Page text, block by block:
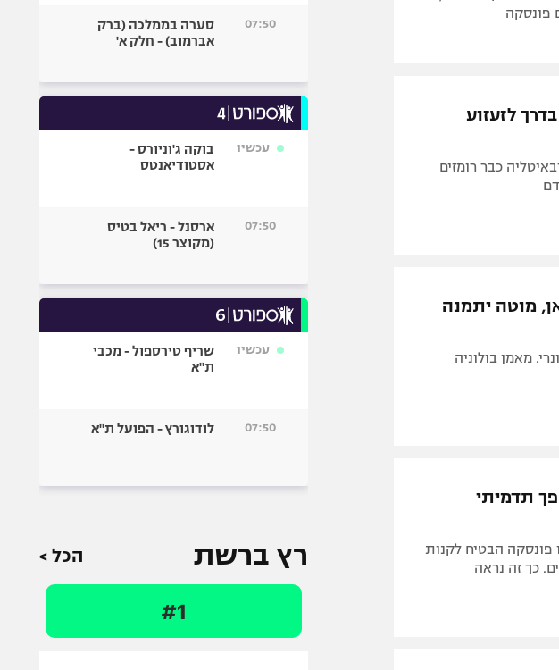
פונסקה
לזעזוע
כבר רומזים
מוטה יתמנה
מאמן בולוניה
תדמיתי
פונסקה הבטיח לקנות
כך זה נראה
07:50
סערה בממלכה (ברק
אברמוב) - חלק א'
עכשיו
בוקה ג'וניורס -
אסטודיאנטס
07:50
ארסנל - ריאל בטיס
(מקוצר 15)
עכשיו
שריף טירספול - מכבי
ת"א
07:50 לודוגורץ - הפועל ת"א
רץ ברשת הכל >
#1